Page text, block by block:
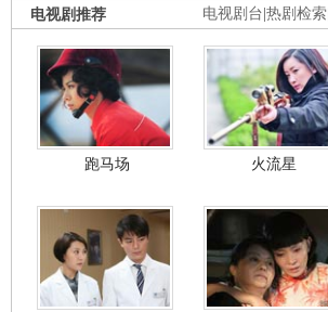
电视剧台 热剧检索
电视剧推荐
跑马场 火流星